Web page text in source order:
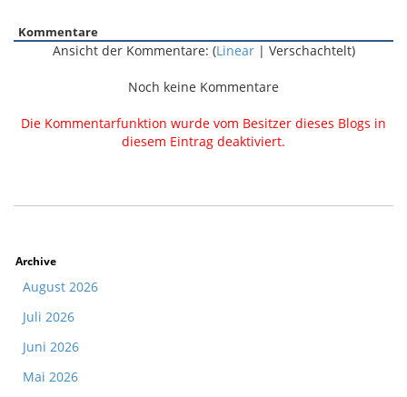
Kommentare
Ansicht der Kommentare: (Linear| Verschachtelt)
Noch keine Kommentare
Die Kommentarfunktion wurde vom Besitzer dieses Blogs in
diesem Eintrag deaktiviert.
Archive
August 2026
Juli 2026
Juni 2026
Mai 2026